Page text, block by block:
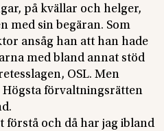
på kvällar och helger,
med sin begäran. Som
ansåg han att han hade
med bland annat stöd
OSL. Men
förvaltningsrätten
förstå och då har jag ibland